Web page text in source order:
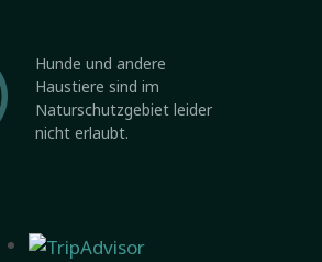
Hunde und andere
Haustiere sind im
Naturschutzgebiet leider
nicht erlaubt.